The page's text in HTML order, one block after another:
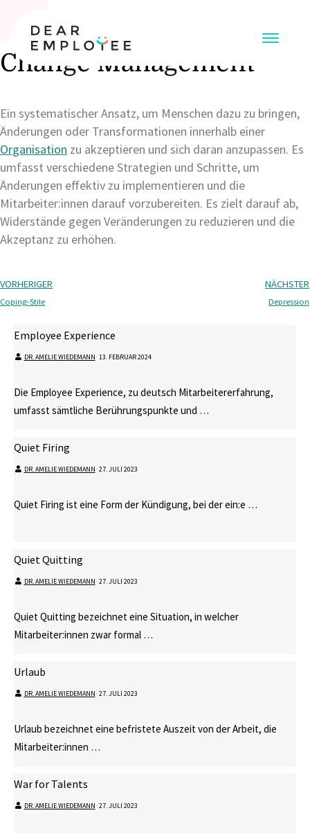
Change Management
Ein systematischer Ansatz, um Menschen dazu zu bringen,
Änderungen oder Transformationen innerhalb einer
Organisation zu akzeptieren und sich daran anzupassen. Es
umfasst verschiedene Strategien und Schritte, um
Änderungen effektiv zu implementieren und die
Mitarbeiter:innen darauf vorzubereiten. Es zielt darauf ab,
Widerstände gegen Veränderungen zu reduzieren und die
Akzeptanz zu erhöhen.
VORHERIGER
Coping-Stile
NÄCHSTER
Depression
Employee Experience
DR. AMELIE WIEDEMANN⋅ 13. FEBRUAR 2024
Die Employee Experience, zu deutsch Mitarbeitererfahrung,
umfasst sämtliche Berührungspunkte und …
Quiet Firing
DR. AMELIE WIEDEMANN⋅ 27. JULI 2023
Quiet Firing ist eine Form der Kündigung, bei der ein:e …
Quiet Quitting
DR. AMELIE WIEDEMANN⋅ 27. JULI 2023
Quiet Quitting bezeichnet eine Situation, in welcher
Mitarbeiter:innen zwar formal …
Urlaub
DR. AMELIE WIEDEMANN⋅ 27. JULI 2023
Urlaub bezeichnet eine befristete Auszeit von der Arbeit, die
Mitarbeiter:innen …
War for Talents
DR. AMELIE WIEDEMANN⋅ 27. JULI 2023